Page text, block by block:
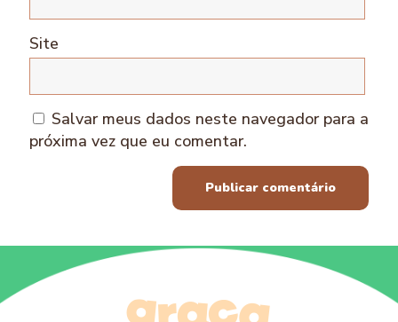
Site
Salvar meus dados neste navegador para a
próxima vez que eu comentar.